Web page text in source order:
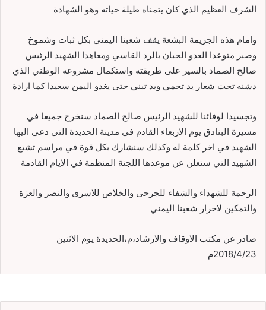
الشرف العظيم الذي كان يتمناه طيلة حياته وهو الشهادة
وامام هذه الجريمة البشعة يقف شعبنا اليمني بكل ثبات وشموخ
وصبر متوعدا العدو الجبان بالرد القاسي ومعاهدا الشهيد الرئيس
صالح الصماد بالسير على طريقته واستكمال مشروعه الوطني الذي
دشنه تحت شعار يد تحمي ويد تبني حتى يغدو اليمن سعيدا كما ارادة
وتجسيدا لوفائنا للشهيد الرئيس صالح الصماد سنخرج جميعا في
مسيرة البنادق يوم الاربعاء القادم في مدينة الحديدة التي دعي اليها
الشهيد في اخر كلمة له وكذلك سنشارك بكل قوة في مراسم تشيع
الشهيد التي ستعلن عن موعدها اللجنة المنظمة في الايام القادمة
الرحمة للشهداء والشفاء للجرحى والخلاص للاسرى والنصر والعزة
والتمكين لاحرار شعبنا اليمني
صادر عن مكتب الاوقاف والارشاد،م،الحديدة يوم الاثنين
2018/4/23م